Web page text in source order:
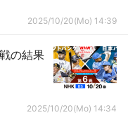
2025/10/20(Mo) 14:39
の結果
2025/10/20(Mo) 14:34